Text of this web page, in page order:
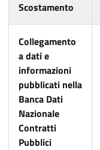
Scostamento
Collegamento
a dati e
informazioni
pubblicati nella
Banca Dati
Nazionale
Contratti
Pubblici